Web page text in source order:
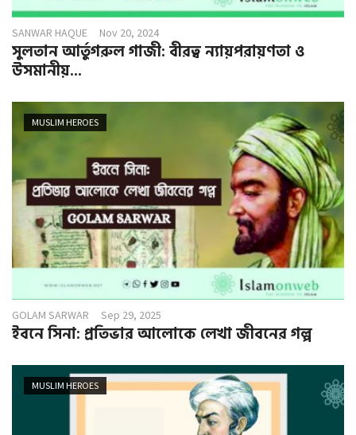
SANWAR HAQUE Nov 20, 2024
সুলতান আর্তুগরুল গাজী: বীরত্ব ন্যায়পরায়ণতা ও
উসমানীয়...
MUSLIM HEROES
GOLAM SARWAR Sep 29, 2025
ইবনে সিনা: প্রতিভার আলোকে লেখা জীবনের গল্প
MUSLIM HEROES